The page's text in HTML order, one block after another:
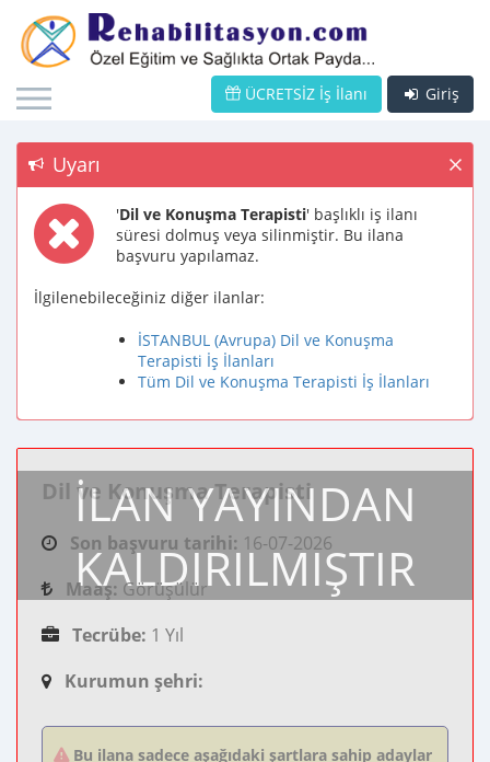
Giriş
ÜCRETSİZ İş İlanı
Uyarı
'Dil ve Konuşma Terapisti' başlıklı iş ilanı
süresi dolmuş veya silinmiştir. Bu ilana
başvuru yapılamaz.
İlgilenebileceğiniz diğer ilanlar:
İSTANBUL (Avrupa) Dil ve Konuşma
Terapisti İş İlanları
Tüm Dil ve Konuşma Terapisti İş İlanları
İLAN YAYINDAN
KALDIRILMIŞTIR
Dil ve Konuşma Terapisti
Son başvuru tarihi: 16-07-2026
Maaş: Görüşülür
Tecrübe: 1 Yıl
Kurumun şehri:
Bu ilana sadece aşağıdaki şartlara sahip adaylar